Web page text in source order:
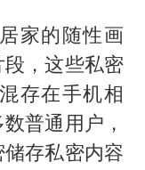
家的随性画
，这些私密
存在手机相
普通用户，
存私密内容